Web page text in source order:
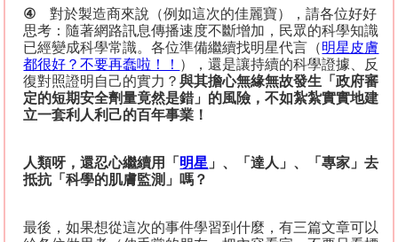
④
對於製造商來說（例如這次的佳麗寶），請各位好好
思考：隨著網路訊息傳播速度不斷增加，民眾的科學知識
已經變成科學常識。各位準備繼續找明星代言（明星皮膚
都很好？不要再蠢啦！！ ），還是讓持續的科學證據、反
復對照證明自己的實力？與其擔心無緣無故發生「政府審
定的短期安全劑量竟然是錯」的風險，不如紮紮實實地建
立一套利人利己的百年事業！
人類呀，還忍心繼續用「 明星 」、
「達人」、「專家」去
抵抗「科學的肌膚監測」嗎？
最後，如果想從這次的事件學習到什麼，有三篇文章可以